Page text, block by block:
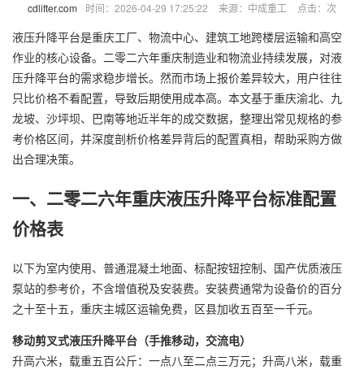
cdlifter.com 时间：2026-04-29 17:25:22 来源：中成重工 点击： 次
液压升降平台是重庆工厂、物流中心、建筑工地跨楼层运输和高空
作业的核心设备。二零二六年重庆制造业和物流业持续发展，对液
压升降平台的需求稳步增长。然而市场上报价差异较大，用户往往
只比价格不看配置，导致后期使用成本高。本文基于重庆渝北、九
龙坡、沙坪坝、巴南等地近半年的成交数据，整理出常见规格的参
考价格区间，并深度剖析价格差异背后的配置真相，帮助采购方做
出合理决策。
一、二零二六年重庆液压升降平台标准配置
价格表
以下为室内使用、普通混凝土地面、标配按钮控制、国产优质液压
泵站的参考价，不含增值税及安装费。安装费通常为设备价的百分
之十至十五，重庆主城区运输免费，区县加收五百至一千元。
移动剪叉式液压升降平台（手推移动，交流电）
升高六米，载重五百公斤：一点八至二点三万元；升高八米，载重